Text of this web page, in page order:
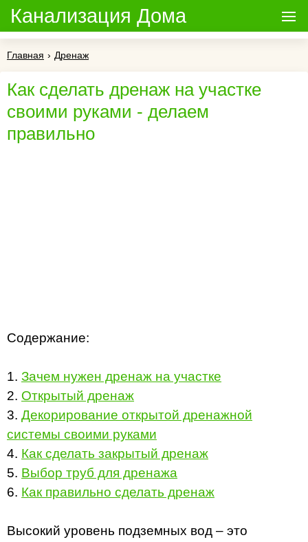
Канализация Дома
Главная › Дренаж
Как сделать дренаж на участке
своими руками - делаем
правильно
Содержание:
1. Зачем нужен дренаж на участке
2. Открытый дренаж
3. Декорирование открытой дренажной
системы своими руками
4. Как сделать закрытый дренаж
5. Выбор труб для дренажа
6. Как правильно сделать дренаж
Высокий уровень подземных вод – это